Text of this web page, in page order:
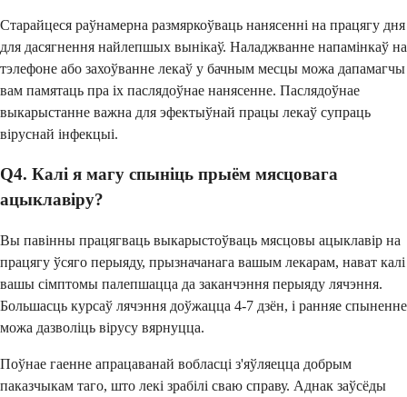
Старайцеся раўнамерна размяркоўваць нанясенні на працягу дня
для дасягнення найлепшых вынікаў. Наладжванне напамінкаў на
тэлефоне або захоўванне лекаў у бачным месцы можа дапамагчы
вам памятаць пра іх паслядоўнае нанясенне. Паслядоўнае
выкарыстанне важна для эфектыўнай працы лекаў супраць
віруснай інфекцыі.
Q4. Калі я магу спыніць прыём мясцовага
ацыклавіру?
Вы павінны працягваць выкарыстоўваць мясцовы ацыклавір на
працягу ўсяго перыяду, прызначанага вашым лекарам, нават калі
вашы сімптомы палепшацца да заканчэння перыяду лячэння.
Большасць курсаў лячэння доўжацца 4-7 дзён, і ранняе спыненне
можа дазволіць вірусу вярнуцца.
Поўнае гаенне апрацаванай вобласці з'яўляецца добрым
паказчыкам таго, што лекі зрабілі сваю справу. Аднак заўсёды